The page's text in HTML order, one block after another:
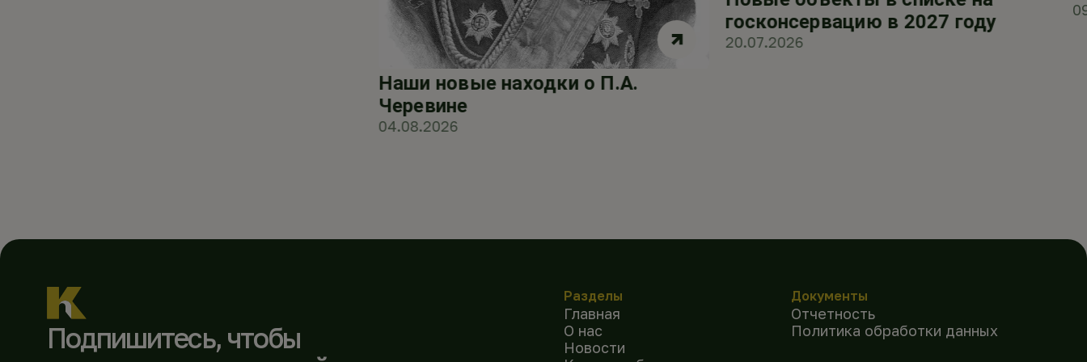
Наши новые находки о П.А.
Черевине
04.08.2026
госконсервацию в 2027 году
20.07.2026
Подпишитесь, чтобы
Разделы
Главная
О нас
Новости
Документы
Отчетность
Политика обработки данных